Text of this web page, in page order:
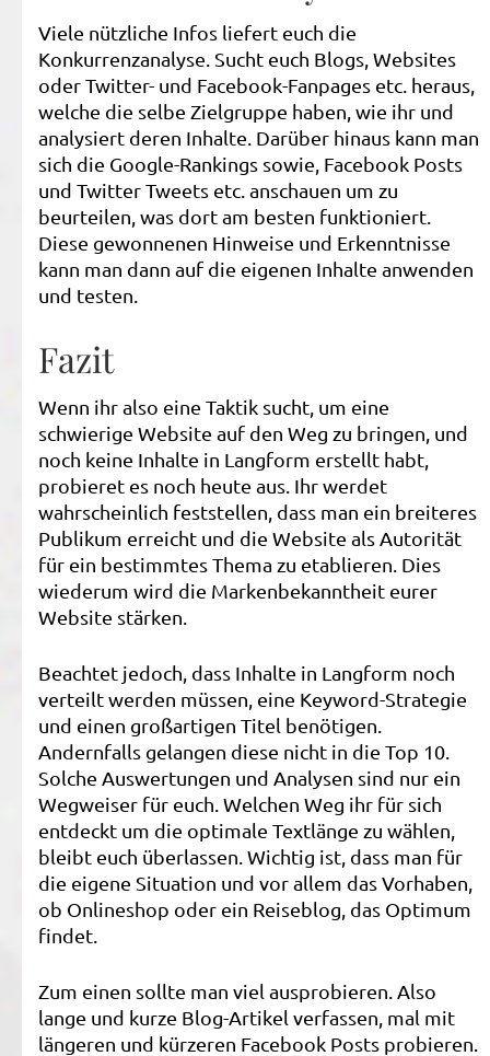
Viele nützliche Infos liefert euch die
Konkurrenzanalyse. Sucht euch Blogs, Websites
oder Twitter- und Facebook-Fanpages etc. heraus,
welche die selbe Zielgruppe haben, wie ihr und
analysiert deren Inhalte. Darüber hinaus kann man
sich die Google-Rankings sowie, Facebook Posts
und Twitter Tweets etc. anschauen um zu
beurteilen, was dort am besten funktioniert.
Diese gewonnenen Hinweise und Erkenntnisse
kann man dann auf die eigenen Inhalte anwenden
und testen.
Fazit
Wenn ihr also eine Taktik sucht, um eine
schwierige Website auf den Weg zu bringen, und
noch keine Inhalte in Langform erstellt habt,
probieret es noch heute aus. Ihr werdet
wahrscheinlich feststellen, dass man ein breiteres
Publikum erreicht und die Website als Autorität
für ein bestimmtes Thema zu etablieren. Dies
wiederum wird die Markenbekanntheit eurer
Website stärken.
Beachtet jedoch, dass Inhalte in Langform noch
verteilt werden müssen, eine Keyword-Strategie
und einen großartigen Titel benötigen.
Andernfalls gelangen diese nicht in die Top 10.
Solche Auswertungen und Analysen sind nur ein
Wegweiser für euch. Welchen Weg ihr für sich
entdeckt um die optimale Textlänge zu wählen,
bleibt euch überlassen. Wichtig ist, dass man für
die eigene Situation und vor allem das Vorhaben,
ob Onlineshop oder ein Reiseblog, das Optimum
findet.
Zum einen sollte man viel ausprobieren. Also
lange und kurze Blog-Artikel verfassen, mal mit
längeren und kürzeren Facebook Posts probieren.